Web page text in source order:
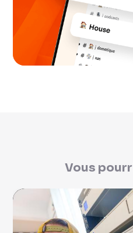
Vous